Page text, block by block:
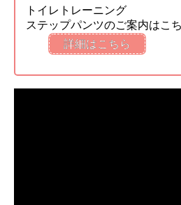
トイレトレーニング
ステップパンツのご案内はこ
詳細はこちら